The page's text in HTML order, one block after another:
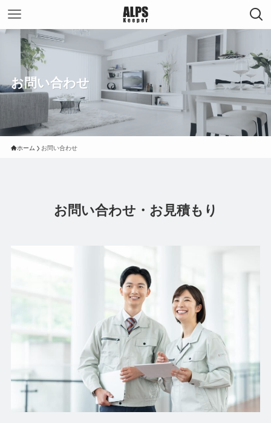
お問い合わせ
ホーム お問い合わせ
お問い合わせ・お見積もり